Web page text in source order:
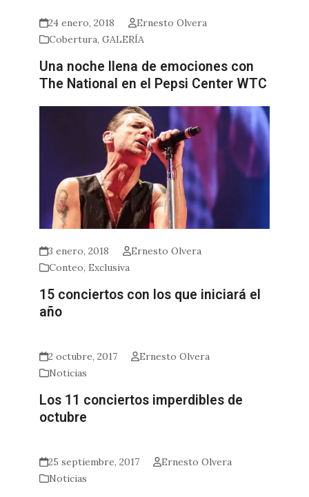
24 enero, 2018
Ernesto Olvera
Cobertura,GALERÍA
Una noche llena de emociones con
The National en el Pepsi Center WTC
3 enero, 2018
Ernesto Olvera
Conteo,Exclusiva
15 conciertos con los que iniciará el
año
2 octubre, 2017
Ernesto Olvera
Noticias
Los 11 conciertos imperdibles de
octubre
25 septiembre, 2017
Ernesto Olvera
Noticias